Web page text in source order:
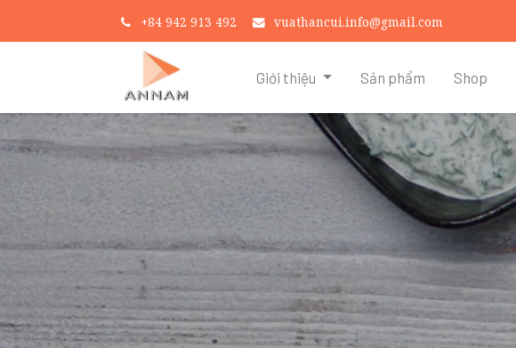
+84 942 913 492 vuathancui.info@gmail.com
Giới thiệu Sản phẩm Shop